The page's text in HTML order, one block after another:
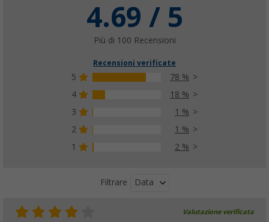
4.69 / 5
Più di 100 Recensioni
Recensioni verificate
5
78 %
4
18 %
3
1 %
2
1 %
1
2 %
Filtrare Data
Valutazione verificata